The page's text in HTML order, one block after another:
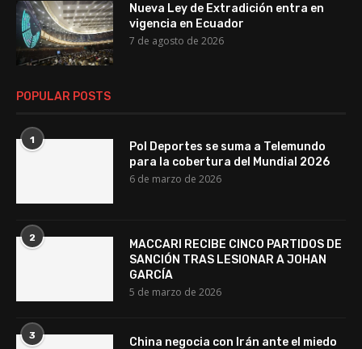
Nueva Ley de Extradición entra en
vigencia en Ecuador
7 de agosto de 2026
POPULAR POSTS
1
Pol Deportes se suma a Telemundo
para la cobertura del Mundial 2026
6 de marzo de 2026
2
MACCARI RECIBE CINCO PARTIDOS DE
SANCIÓN TRAS LESIONAR A JOHAN
GARCÍA
5 de marzo de 2026
3 China negocia con Irán ante el miedo